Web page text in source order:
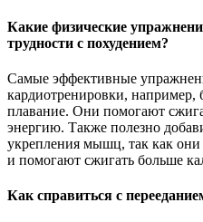
Какие физические
трудности с похудением?
Самые эффективные
кардиотренировки, например,
плавание. Они помогают
энергию. Также полезно
укрепления мышц, так как
и помогают сжигать больше
Как справиться с